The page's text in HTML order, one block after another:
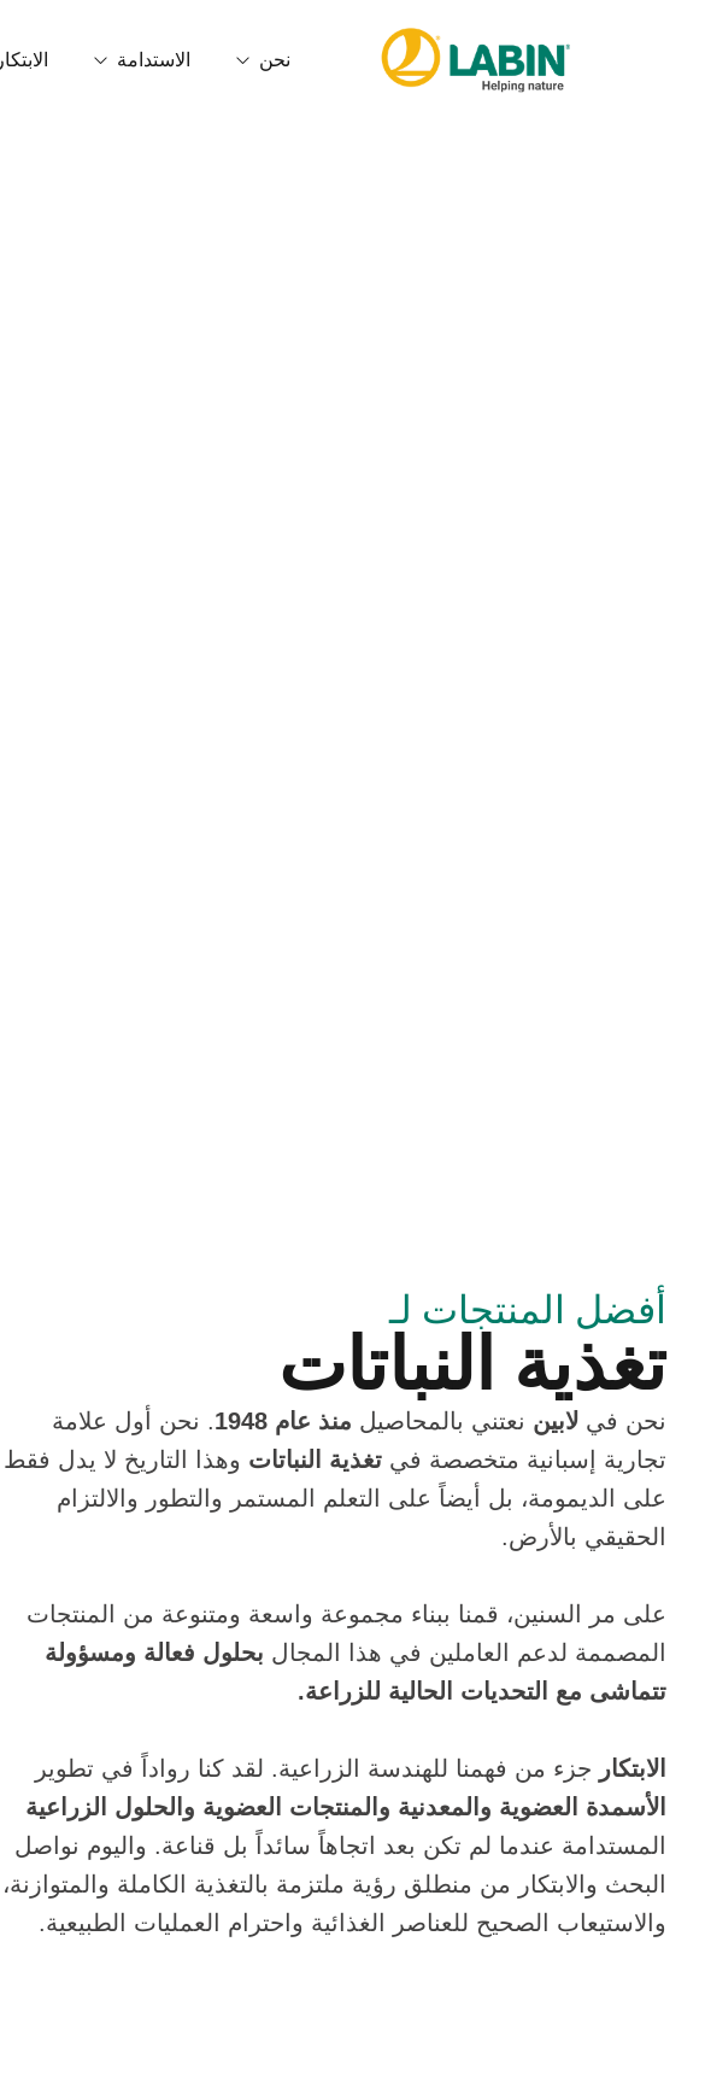
نحن الاستدامة الابتكار
أفضل المنتجات لـ
تغذية النباتات
نحن في لابين نعتني بالمحاصيل منذ عام 1948
. نحن أول علامة
تجارية إسبانية متخصصة في تغذية النباتات وهذا التاريخ لا يدل فقط
على الديمومة، بل أيضاً على التعلم المستمر والتطور والالتزام
الحقيقي بالأرض.
على مر السنين، قمنا ببناء مجموعة واسعة ومتنوعة من المنتجات
المصممة لدعم العاملين في هذا المجال بحلول فعالة ومسؤولة
تتماشى مع التحديات الحالية للزراعة.
الابتكار جزء من فهمنا للهندسة الزراعية. لقد كنا رواداً في تطوير
الأسمدة العضوية والمعدنية والمنتجات العضوية والحلول الزراعية
المستدامة عندما لم تكن بعد اتجاهاً سائداً بل قناعة. واليوم نواصل
البحث والابتكار من منطلق رؤية ملتزمة بالتغذية الكاملة والمتوازنة،
والاستيعاب الصحيح للعناصر الغذائية واحترام العمليات الطبيعية.